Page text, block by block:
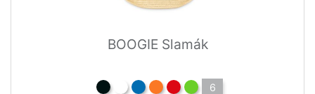
BOOGIE Slamák
6